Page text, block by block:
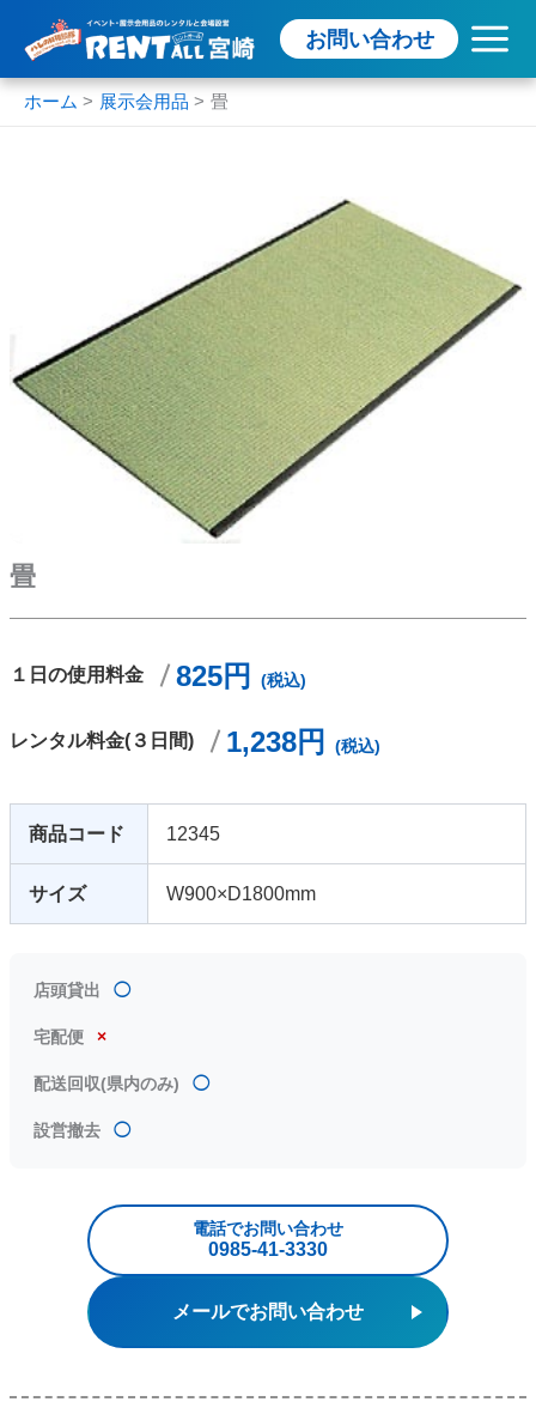
お問い合わせ
ホーム 展示会用品 畳
畳
１日の使用料金 825円 (税込)
レンタル料金(３日間) 1,238円 (税込)
商品コード 12345
サイズ W900×D1800mm
店頭貸出 ◯
宅配便 ×
配送回収(県内のみ) ◯
設営撤去 ◯
電話でお問い合わせ
0985‐41‐3330
メールでお問い合わせ